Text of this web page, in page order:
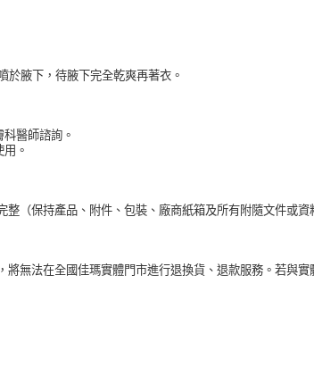
於腋下，待腋下完全乾爽再著衣。
醫師諮詢。
。
（保持產品、附件、包裝、廠商紙箱及所有附隨文件或資
無法在全國佳瑪實體門市進行退換貨、退款服務。若與